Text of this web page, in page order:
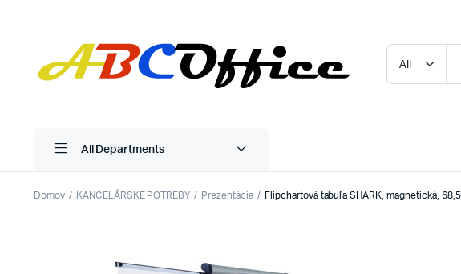
All Departments
Domov KANCELÁRSKE POTREBY Prezentácia Flipchartová tabuľa SHARK, magnetická,